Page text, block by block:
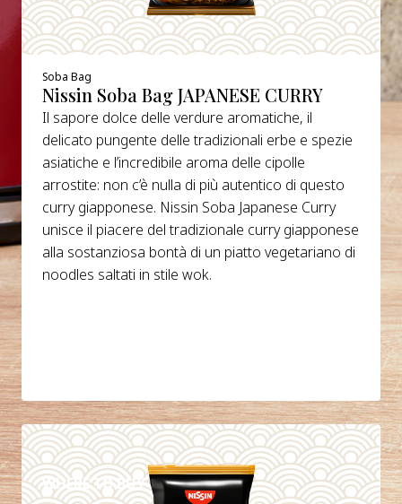
Soba Bag
Nissin Soba Bag JAPANESE CURRY
Il sapore dolce delle verdure aromatiche, il
delicato pungente delle tradizionali erbe e spezie
asiatiche e l’incredibile aroma delle cipolle
arrostite: non c’è nulla di più autentico di questo
curry giapponese. Nissin Soba Japanese Curry
unisce il piacere del tradizionale curry giapponese
alla sostanziosa bontà di un piatto vegetariano di
noodles saltati in stile wok.
WHERE TO BUY
DETAILS